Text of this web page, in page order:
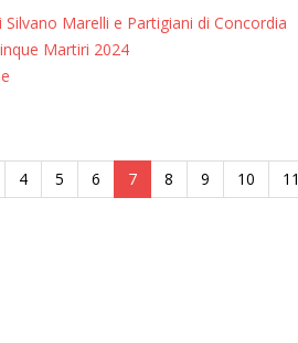
Marelli e Partigiani di Concordia
Martiri 2024
4 5 6 7 8 9 10 11